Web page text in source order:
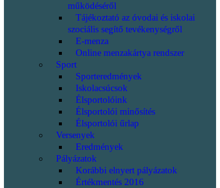
működéséről
Tájékoztató az óvodai és iskolai
szociális segítő tevékenységről
E-menza
Online menzakártya rendszer
Sport
Sporteredmények
Iskolacsúcsok
Élsportolóink
Élsportolói minősítés
Élsportolói űrlap
Versenyek
Eredmények
Pályázatok
Korábbi elnyert pályázatok
Értékmentés 2016